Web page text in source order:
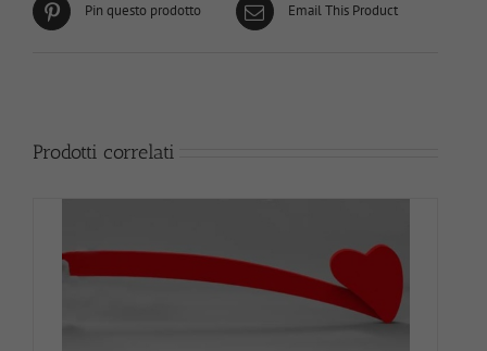
Pin questo prodotto Email This Product
Prodotti correlati